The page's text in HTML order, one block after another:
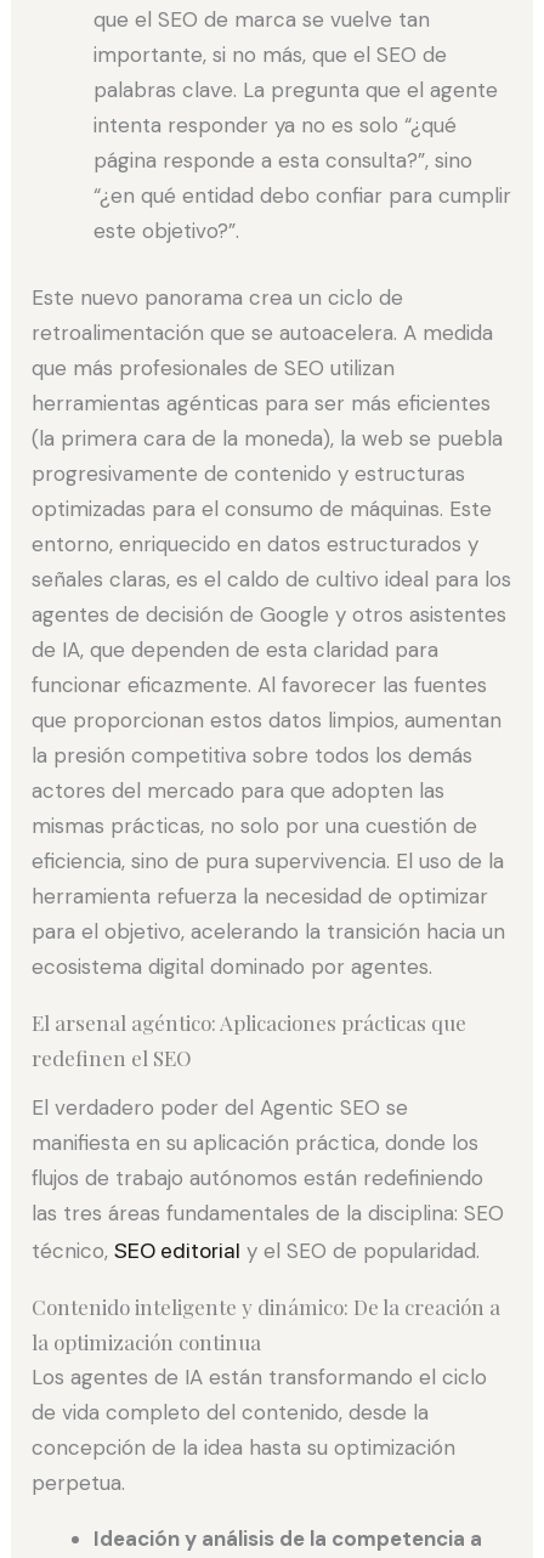
que el SEO de marca se vuelve tan
importante, si no más, que el SEO de
palabras clave. La pregunta que el agente
intenta responder ya no es solo “¿qué
página responde a esta consulta?”, sino
“¿en qué entidad debo confiar para cumplir
este objetivo?”.
Este nuevo panorama crea un ciclo de
retroalimentación que se autoacelera. A medida
que más profesionales de SEO utilizan
herramientas agénticas para ser más eficientes
(la primera cara de la moneda), la web se puebla
progresivamente de contenido y estructuras
optimizadas para el consumo de máquinas. Este
entorno, enriquecido en datos estructurados y
señales claras, es el caldo de cultivo ideal para los
agentes de decisión de Google y otros asistentes
de IA, que dependen de esta claridad para
funcionar eficazmente. Al favorecer las fuentes
que proporcionan estos datos limpios, aumentan
la presión competitiva sobre todos los demás
actores del mercado para que adopten las
mismas prácticas, no solo por una cuestión de
eficiencia, sino de pura supervivencia. El uso de la
herramienta refuerza la necesidad de optimizar
para el objetivo, acelerando la transición hacia un
ecosistema digital dominado por agentes.
El arsenal agéntico: Aplicaciones prácticas que
redefinen el SEO
El verdadero poder del Agentic SEO se
manifiesta en su aplicación práctica, donde los
flujos de trabajo autónomos están redefiniendo
las tres áreas fundamentales de la disciplina: SEO
técnico,SEO editorial y el SEO de popularidad.
Contenido inteligente y dinámico: De la creación a
la optimización continua
Los agentes de IA están transformando el ciclo
de vida completo del contenido, desde la
concepción de la idea hasta su optimización
perpetua.
Ideación y análisis de la competencia a